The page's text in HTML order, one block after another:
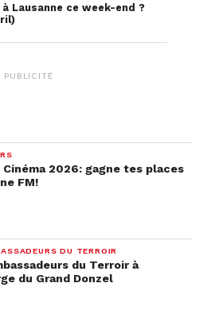
Lausanne ce week-end ?
PUBLICITÉ
2026: gagne tes places
FM!
DU TERROIR
du Terroir à
du Grand Donzel